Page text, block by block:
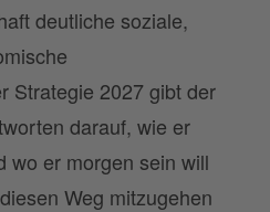
deutliche soziale,
Strategie 2027 gibt der
darauf, wie er
wo er morgen sein will
Weg mitzugehen